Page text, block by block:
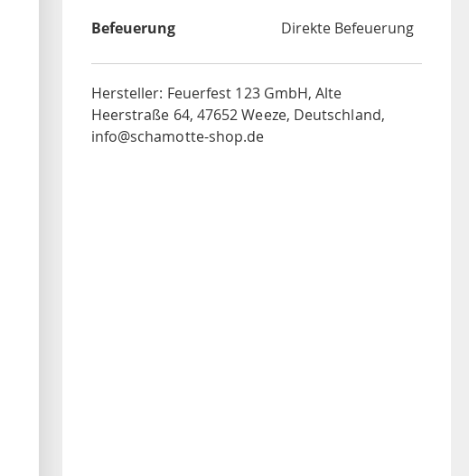
Befeuerung
Direkte Befeuerung
Hersteller: Feuerfest 123 GmbH, Alte
Heerstraße 64, 47652 Weeze, Deutschland,
info@schamotte-shop.de